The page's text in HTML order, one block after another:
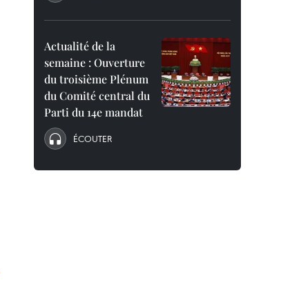
Actualité de la
semaine : Ouverture
du troisième Plénum
du Comité central du
Parti du 14e mandat
ÉCOUTER